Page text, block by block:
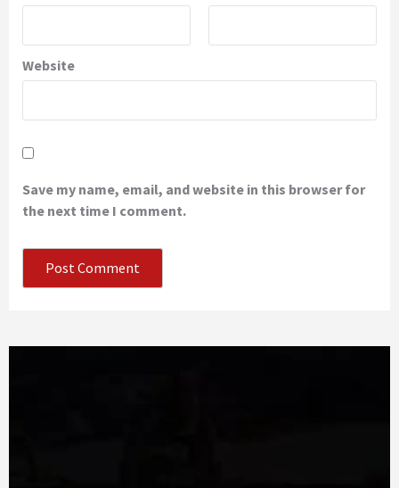
Website
Save my name, email, and website in this browser for
the next time I comment.